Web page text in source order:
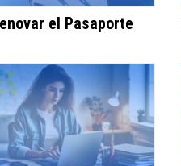
el Pasaporte